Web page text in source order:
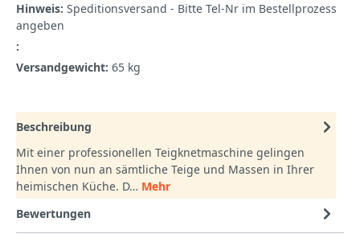
Hinweis: Speditionsversand - Bitte Tel-Nr im Bestellprozess
angeben
:
Versandgewicht: 65 kg
Beschreibung
Mit einer professionellen Teigknetmaschine gelingen
Ihnen von nun an sämtliche Teige und Massen in Ihrer
heimischen Küche. D… Mehr
Bewertungen